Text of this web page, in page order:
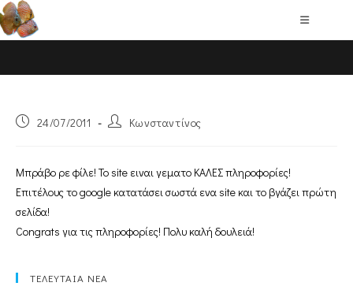
24/07/2011 Κωνσταντίνος
Μπράβο ρε φίλε! Το site ειναι γεματο ΚΑΛΕΣ πληροφορίες!
Επιτέλους το google κατατάσει σωστά ενα site και το βγάζει πρώτη
σελίδα!
Congrats για τις πληροφορίες! Πολυ καλή δουλειά!
ΤΕΛΕΥΤΑΙΑ ΝΕΑ